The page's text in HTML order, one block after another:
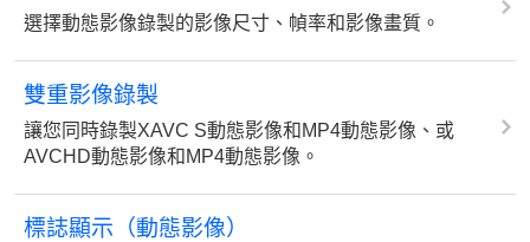
選擇動態影像錄製的影像尺寸、幀率和影像畫質。
雙重影像錄製
讓您同時錄製XAVC S動態影像和MP4動態影像、或
AVCHD動態影像和MP4動態影像。
標誌顯示（動態影像）